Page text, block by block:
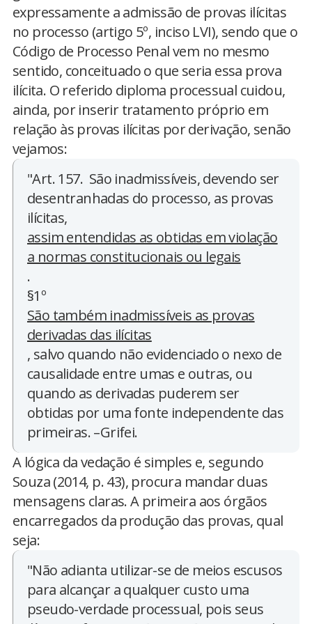
expressamente a admissão de provas ilícitas
no processo (artigo 5º, inciso LVI), sendo que o
Código de Processo Penal vem no mesmo
sentido, conceituado o que seria essa prova
ilícita. O referido diploma processual cuidou,
ainda, por inserir tratamento próprio em
relação às provas ilícitas por derivação, senão
vejamos:
"Art. 157. São inadmissíveis, devendo ser
desentranhadas do processo, as provas
ilícitas,
assim entendidas as obtidas em violação
a normas constitucionais ou legais
.
§1º
São também inadmissíveis as provas
derivadas das ilícitas
, salvo quando não evidenciado o nexo de
causalidade entre umas e outras, ou
quando as derivadas puderem ser
obtidas por uma fonte independente das
primeiras. –Grifei.
A lógica da vedação é simples e, segundo
Souza (2014, p. 43), procura mandar duas
mensagens claras. A primeira aos órgãos
encarregados da produção das provas, qual
seja:
"Não adianta utilizar-se de meios escusos
para alcançar a qualquer custo uma
pseudo-verdade processual, pois seus